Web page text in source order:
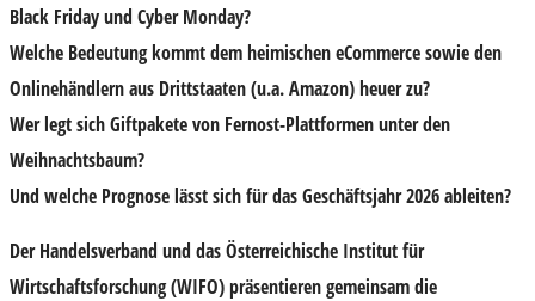
Black Fridayund Cyber Monday?
Welche Bedeutung kommt dem heimischeneCommercesowie den
Onlinehändlern aus Drittstaaten(u.a. Amazon) heuer zu?
Wer legt sichGiftpakete von Fernost-Plattformenunter den
Weihnachtsbaum?
Und welche Prognose lässt sich für dasGeschäftsjahr 2026ableiten?
DerHandelsverband und dasÖsterreichische Institut für
Wirtschaftsforschung (WIFO)präsentieren gemeinsam die